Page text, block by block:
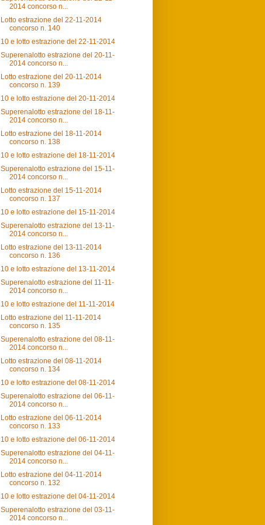
2014 concorso n...
Lotto estrazione del 22-11-2014
concorso n. 140
10 e lotto estrazione del 22-11-2014
Superenalotto estrazione del 20-11-
2014 concorso n...
Lotto estrazione del 20-11-2014
concorso n. 139
10 e lotto estrazione del 20-11-2014
Superenalotto estrazione del 18-11-
2014 concorso n...
Lotto estrazione del 18-11-2014
concorso n. 138
10 e lotto estrazione del 18-11-2014
Superenalotto estrazione del 15-11-
2014 concorso n...
Lotto estrazione del 15-11-2014
concorso n. 137
10 e lotto estrazione del 15-11-2014
Superenalotto estrazione del 13-11-
2014 concorso n...
Lotto estrazione del 13-11-2014
concorso n. 136
10 e lotto estrazione del 13-11-2014
Superenalotto estrazione del 11-11-
2014 concorso n...
10 e lotto estrazione del 11-11-2014
Lotto estrazione del 11-11-2014
concorso n. 135
Superenalotto estrazione del 08-11-
2014 concorso n...
Lotto estrazione del 08-11-2014
concorso n. 134
10 e lotto estrazione del 08-11-2014
Superenalotto estrazione del 06-11-
2014 concorso n...
Lotto estrazione del 06-11-2014
concorso n. 133
10 e lotto estrazione del 06-11-2014
Superenalotto estrazione del 04-11-
2014 concorso n...
Lotto estrazione del 04-11-2014
concorso n. 132
10 e lotto estrazione del 04-11-2014
Superenalotto estrazione del 03-11-
2014 concorso n...